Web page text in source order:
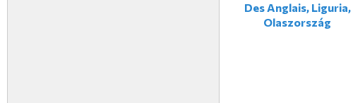
Des Anglais, Liguria,
Olaszország